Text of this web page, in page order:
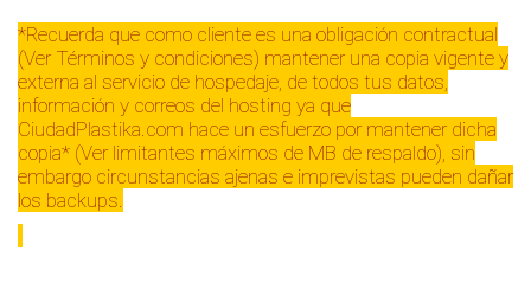
*Recuerda que como cliente es una obligación contractual
(Ver Términos y condiciones) mantener una copia vigente y
externa al servicio de hospedaje, de todos tus datos,
información y correos del hosting ya que
CiudadPlastika.com hace un esfuerzo por mantener dicha
copia* (Ver limitantes máximos de MB de respaldo), sin
embargo circunstancias ajenas e imprevistas pueden dañar
los backups.